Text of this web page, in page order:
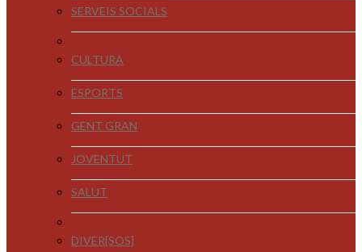
SERVEIS SOCIALS
CULTURA
ESPORTS
GENT GRAN
JOVENTUT
SALUT
DIVER[SOS]